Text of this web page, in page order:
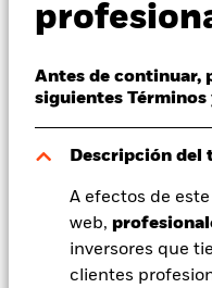
Antes de continuar,
siguientes Términos
Descripción del
A efectos de
web,
inversores que
clientes
Educación
Profesionales
España
Change location
BlackRock
iShares
Valor liquidativo a 05 ago 2026
USD 12,87
USD 0,02